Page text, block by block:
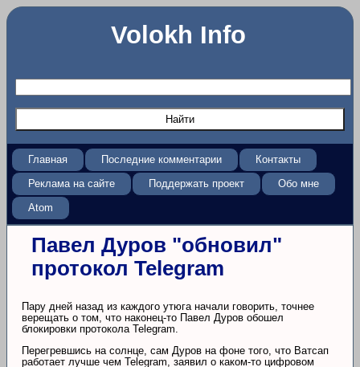
Volokh Info
Главная Последние комментарии
Контакты
Реклама на сайте
Поддержать проект
Обо мне
Atom
Павел Дуров "обновил"
протокол Telegram
Пару дней назад из каждого утюга начали говорить, точнее
верещать о том, что наконец-то Павел Дуров обошел
блокировки протокола Telegram.
Перегревшись на солнце, сам Дуров на фоне того, что Ватсап
работает лучше чем Telegram, заявил о каком-то цифровом